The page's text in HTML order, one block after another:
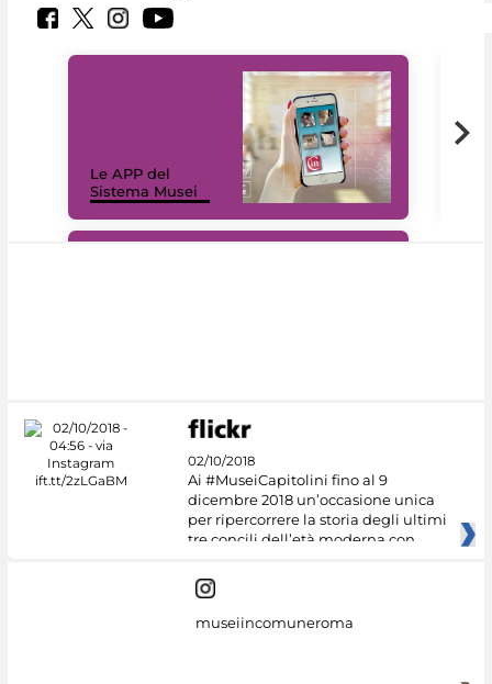
Le APP del
Sistema Musei
02/10/2018
Ai #MuseiCapitolini fino al 9
dicembre 2018 un’occasione unica
per ripercorrere la storia degli ultimi
tre concili dell’età moderna con
museiincomuneroma